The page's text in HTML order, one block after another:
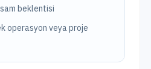
beklentisi
operasyon veya proje